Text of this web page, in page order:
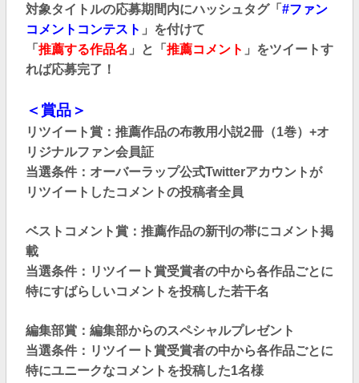
対象タイトルの応募期間内にハッシュタグ「 #ファン
コメントコンテスト 」を付けて
「 推薦する作品名 」と「 推薦コメント 」をツイートす
れば応募完了！
＜賞品＞
リツイート賞： 推薦作品の布教用小説2冊（1巻）+オ
リジナルファン会員証
当選条件：オーバーラップ公式Twitterアカウントが
リツイートしたコメントの投稿者全員
ベストコメント賞： 推薦作品の新刊の帯にコメント掲
載
当選条件：リツイート賞受賞者の中から各作品ごとに
特にすばらしいコメントを投稿した若干名
編集部賞： 編集部からのスペシャルプレゼント
当選条件：リツイート賞受賞者の中から各作品ごとに
特にユニークなコメントを投稿した1名様